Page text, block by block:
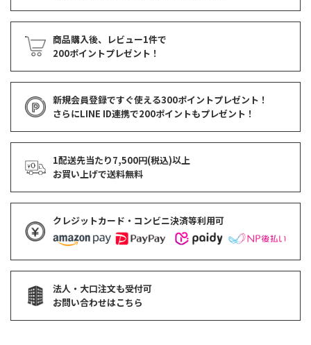
商品購入後、レビュー1件で
200ポイントプレゼント！
新規会員登録ですぐ使える300ポイントプレゼント！
さらにLINE ID連携で200ポイントもプレゼント！
1配送先当たり7,500円(税込)以上
お買い上げで送料無料
クレジットカード・コンビニ決済等利用可
法人・大口注文も受付可
お問い合わせはこちら